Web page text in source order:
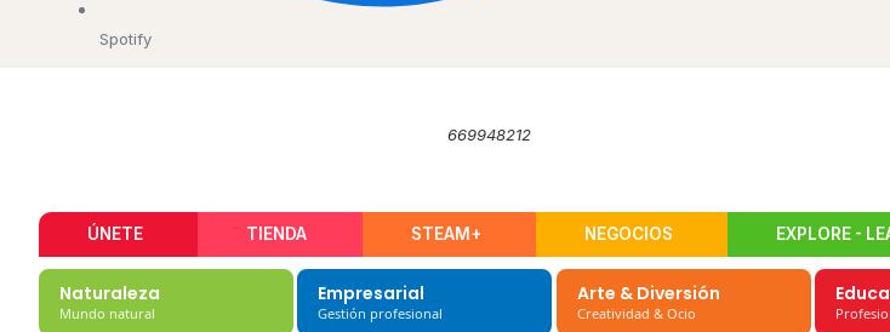
Spotify
669948212
ÚNETE TIENDA STEAM+ NEGOCIOS EXPLORE -
Naturaleza
Mundo natural
Empresarial
Gestión profesional
Arte & Diversión
Creatividad & Ocio